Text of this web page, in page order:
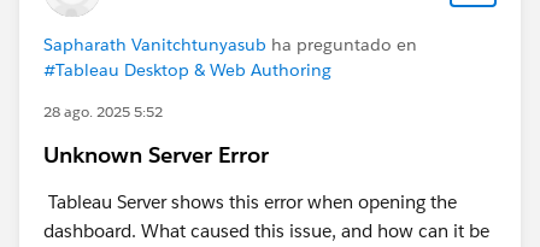
Sapharath Vanitchtunyasub ha preguntado en
#Tableau Desktop & Web Authoring
28 ago. 2025 5:52
Unknown Server Error
Tableau Server shows this error when opening the
dashboard. What caused this issue, and how can it be